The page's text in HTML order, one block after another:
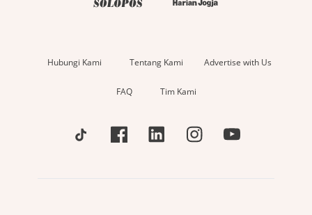
Hubungi Kami Tentang Kami Advertise with Us
FAQ Tim Kami